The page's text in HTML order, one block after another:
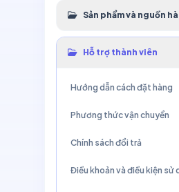
Sản phẩm và nguồn
Hỗ trợ thành viên
Hướng dẫn cách đặt hàng
Phương thức vận chuyển
Chính sách đổi trả
Điều khoản và điều kiện sử